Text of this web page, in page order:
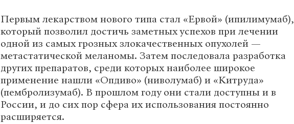
Первым лекарством нового типа стал «Ервой» (ипилимумаб),
который позволил достичь заметных успехов при лечении
одной из самых грозных злокачественных опухолей —
метастатической меланомы. Затем последовала разработка
других препаратов, среди которых наиболее широкое
применение нашли «Опдиво» (ниволумаб) и «Китруда»
(пембролизумаб). В прошлом году они стали доступны и в
России, и до сих пор сфера их использования постоянно
расширяется.